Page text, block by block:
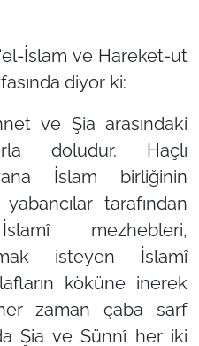
İslam ve Hareket-ut
diyor ki:
ve Şia arasındaki
doludur. Haçlı
İslam birliğinin
tarafından
mezhebleri,
isteyen İslamî
köküne inerek
zaman çaba sarf
Şia ve Sünnî her iki